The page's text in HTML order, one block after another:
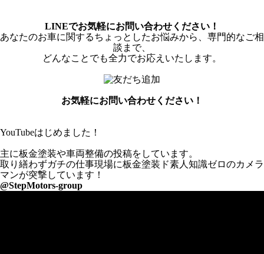
LINEでお気軽にお問い合わせください！
あなたのお車に関するちょっとしたお悩みから、専門的なご相
談まで、
どんなことでも全力でお応えいたします。
お気軽にお問い合わせください！
YouTubeはじめました！
主に板金塗装や車両整備の投稿をしています。
取り繕わずガチの仕事現場に板金塗装ド素人知識ゼロのカメラ
マンが突撃しています！
@StepMotors-group